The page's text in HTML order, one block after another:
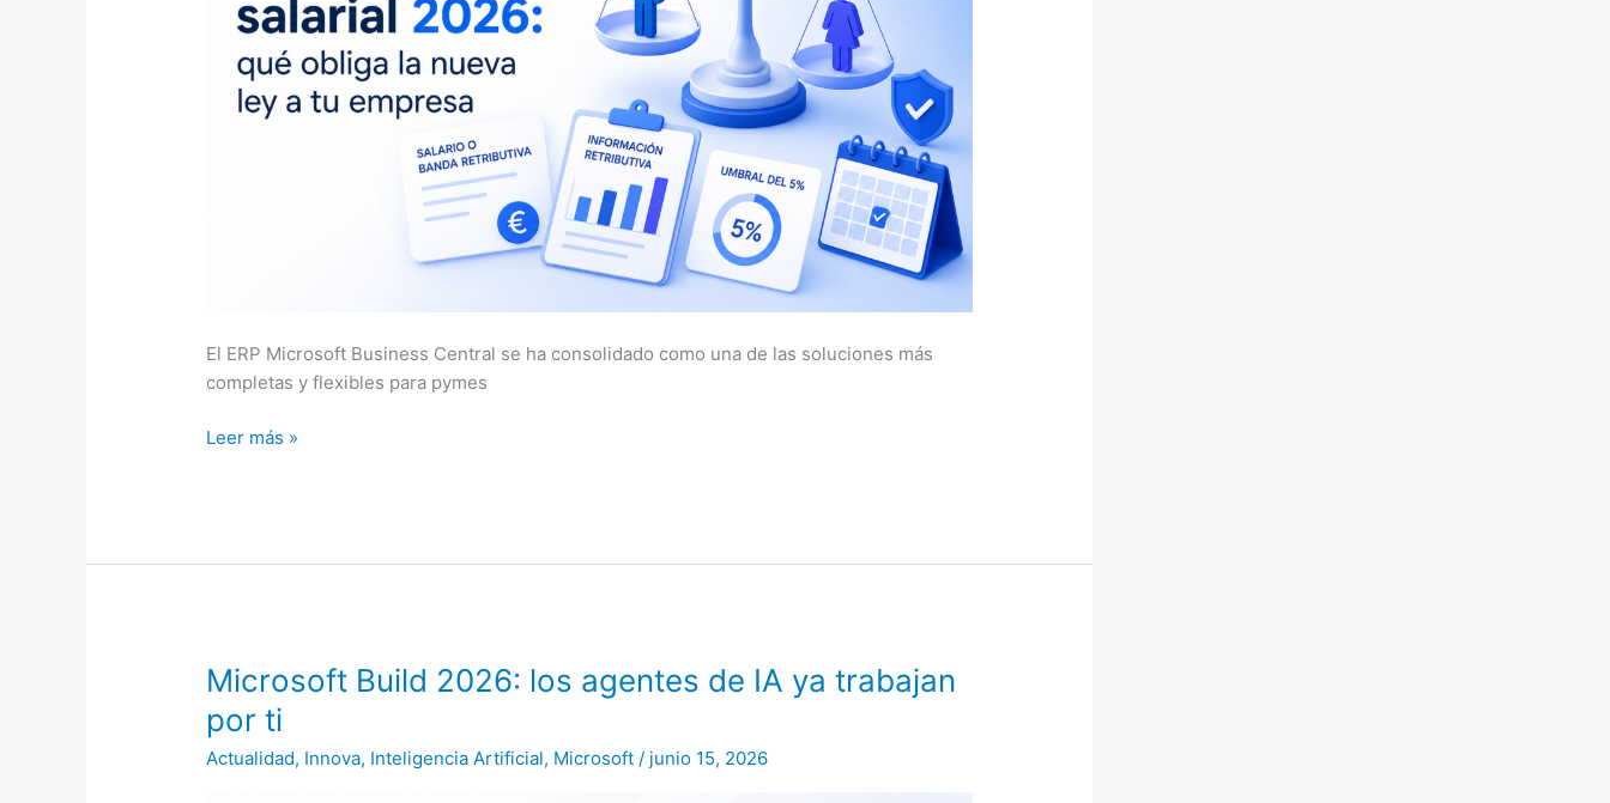
El ERP Microsoft Business Central se ha consolidado como una de las soluciones más
completas y flexibles para pymes
Leer más »
Microsoft Build 2026: los agentes de IA ya trabajan
por ti
Actualidad, Innova, Inteligencia Artificial, Microsoft / junio 15, 2026
Microsoft
2026:
los